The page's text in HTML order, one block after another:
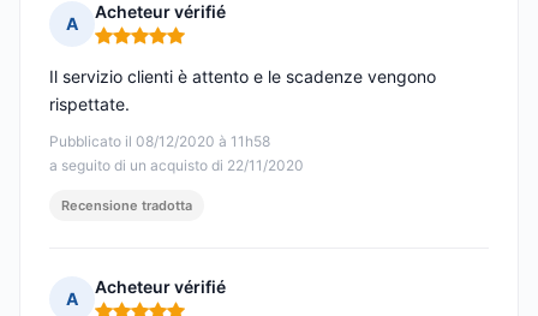
A
Acheteur vérifié
Nota: 5 su 5
Pubblicato il 08/12/2020 à 11h58
a seguito di un acquisto di 22/11/2020
Il servizio clienti è attento e le scadenze vengono
rispettate.
Recensione tradotta
A
Acheteur vérifié